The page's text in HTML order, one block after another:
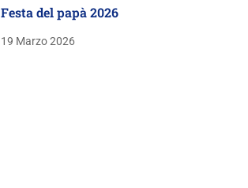
Festa del papà 2026
19 Marzo 2026